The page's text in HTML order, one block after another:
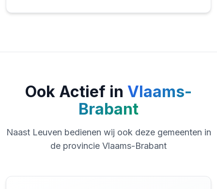
Ook Actief in Vlaams-
Brabant
Naast Leuven bedienen wij ook deze gemeenten in
de provincie Vlaams-Brabant